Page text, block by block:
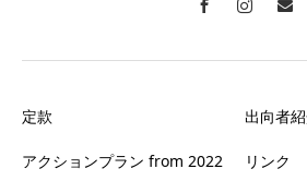
定款
アクションプラン from 2022
出向者
リンク